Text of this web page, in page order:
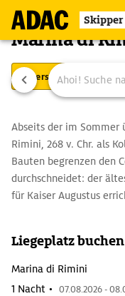
Skipper
Marina di
Übersicht
Abseits der im
Rimini, 268 v. Chr. als
Bauten begrenzen den
durchschneidet: der
für Kaiser Augustus
Renaissance-
Liegeplatz buchen
Marina di Rimini
1 Nacht • 07.08.2026 -